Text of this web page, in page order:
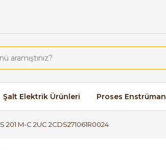
Şalt Elektrik Ürünleri Proses Enstrüman
201 M-C 2UC 2CDS271061R0024